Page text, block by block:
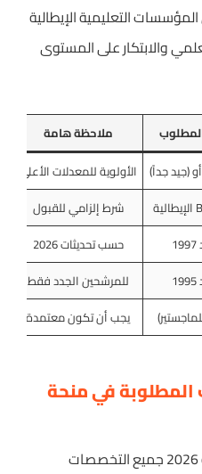
التعليمية الإيطالية
والابتكار على المستوى
ملاحظة هامة
الأولوية للمعدلات الأعلى
شرط إلزامي للقبول
حسب تحديثات 2026
للمرشحين الجدد فقط
يجب أن تكون معتمدة
في منحة
تغطي منحة الحكومة الإيطالية 2026 جميع التخصصات